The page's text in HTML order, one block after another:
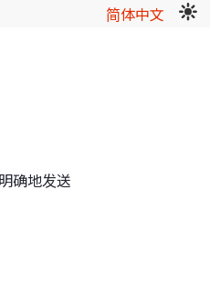
简体中文
确地发送